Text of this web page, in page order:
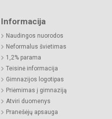
Informacija
Naudingos nuorodos
Neformalus švietimas
1,2% parama
Teisinė informacija
Gimnazijos logotipas
Priėmimas į gimnaziją
Atviri duomenys
Pranešėjų apsauga